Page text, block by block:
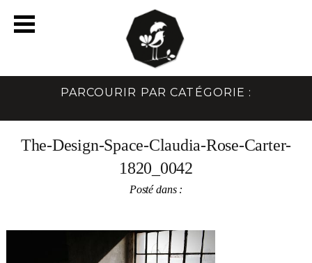
PARCOURIR PAR CATÉGORIE :
The-Design-Space-Claudia-Rose-Carter-
1820_0042
Posté dans :